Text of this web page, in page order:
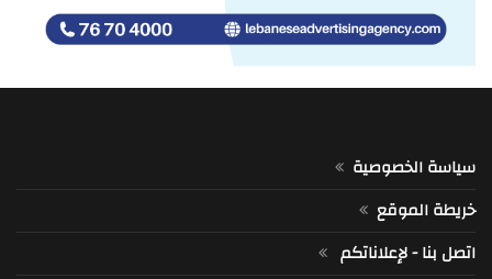
سياسة الخصوصية
خريطة الموقع
اتصل بنا - لإعلاناتكم